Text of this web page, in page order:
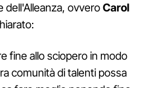
dell'Alleanza, ovveroCarol
fine allo sciopero in modo
comunità di talenti possa